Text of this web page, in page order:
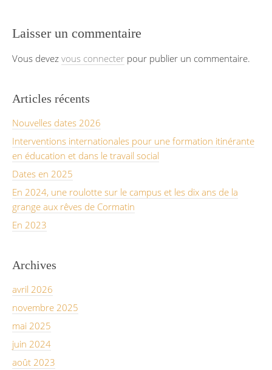
Laisser un commentaire
Vous devez vous connecter pour publier un commentaire.
Articles récents
Nouvelles dates 2026
Interventions internationales pour une formation itinérante
en éducation et dans le travail social
Dates en 2025
En 2024, une roulotte sur le campus et les dix ans de la
grange aux rêves de Cormatin
En 2023
Archives
avril 2026
novembre 2025
mai 2025
juin 2024
août 2023